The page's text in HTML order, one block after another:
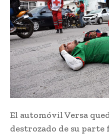
El automóvil Versa
destrozado de su